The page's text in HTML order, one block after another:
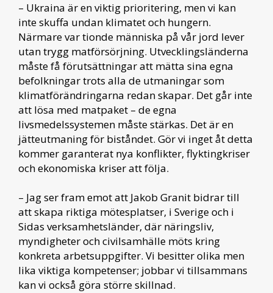
– Ukraina är en viktig prioritering, men vi kan
inte skuffa undan klimatet och hungern.
Närmare var tionde människa på vår jord lever
utan trygg matförsörjning. Utvecklingsländerna
måste få förutsättningar att mätta sina egna
befolkningar trots alla de utmaningar som
klimatförändringarna redan skapar. Det går inte
att lösa med matpaket – de egna
livsmedelssystemen måste stärkas. Det är en
jätteutmaning för biståndet. Gör vi inget åt detta
kommer garanterat nya konflikter, flyktingkriser
och ekonomiska kriser att följa.
– Jag ser fram emot att Jakob Granit bidrar till
att skapa riktiga mötesplatser, i Sverige och i
Sidas verksamhetsländer, där näringsliv,
myndigheter och civilsamhälle möts kring
konkreta arbetsuppgifter. Vi besitter olika men
lika viktiga kompetenser; jobbar vi tillsammans
kan vi också göra större skillnad.